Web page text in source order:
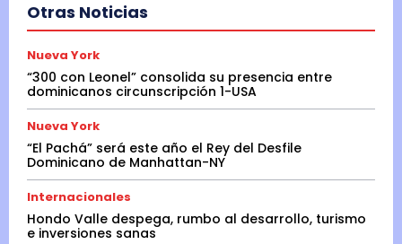
Otras Noticias
Nueva York
“300 con Leonel” consolida su presencia entre
dominicanos circunscripción 1-USA
Nueva York
“El Pachá” será este año el Rey del Desfile
Dominicano de Manhattan-NY
Internacionales
Hondo Valle despega, rumbo al desarrollo, turismo
e inversiones sanas